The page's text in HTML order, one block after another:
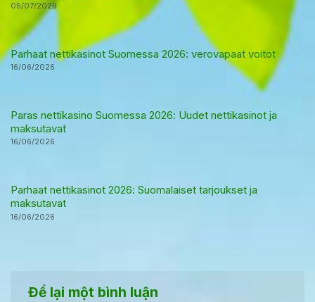
05/07/2026
Parhaat nettikasinot Suomessa 2026: verovapaat voitot
16/06/2026
Paras nettikasino Suomessa 2026: Uudet nettikasinot ja
maksutavat
16/06/2026
Parhaat nettikasinot 2026: Suomalaiset tarjoukset ja
maksutavat
16/06/2026
Để lại một bình luận